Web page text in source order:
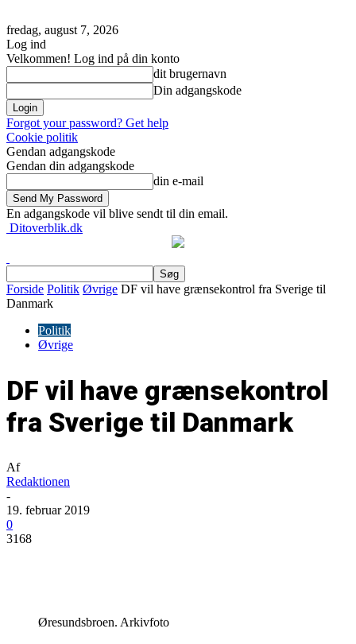
fredag, august 7, 2026
Log ind
Velkommen! Log ind på din konto
dit brugernavn
Din adgangskode
Forgot your password? Get help
Cookie politik
Gendan adgangskode
Gendan din adgangskode
din e-mail
En adgangskode vil blive sendt til din email.
Ditoverblik.dk
Forside Politik Øvrige DF vil have grænsekontrol fra Sverige til
Danmark
Politik
Øvrige
DF vil have grænsekontrol
fra Sverige til Danmark
Af
Redaktionen
-
19. februar 2019
0
3168
Øresundsbroen. Arkivfoto